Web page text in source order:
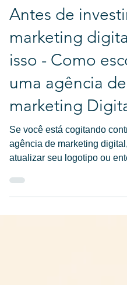
Antes de
marketing
isso - Como
uma agência de
marketing
Se você está cogitando
agência de marketing
atualizar seu logotipo ou
comuns que ouvimos de